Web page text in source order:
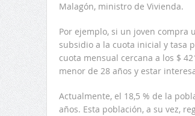
Malagón, ministro de Vivienda.
Por ejemplo, si un joven compra
subsidio a la cuota inicial y tasa
cuota mensual cercana a los $
menor de 28 años y estar
Actualmente, el 18,5 % de la
años. Esta población, a su vez,